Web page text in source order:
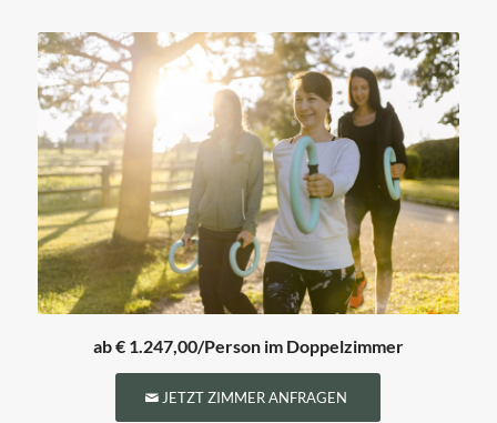
ab € 1.247,00/Person im Doppelzimmer
JETZT ZIMMER ANFRAGEN